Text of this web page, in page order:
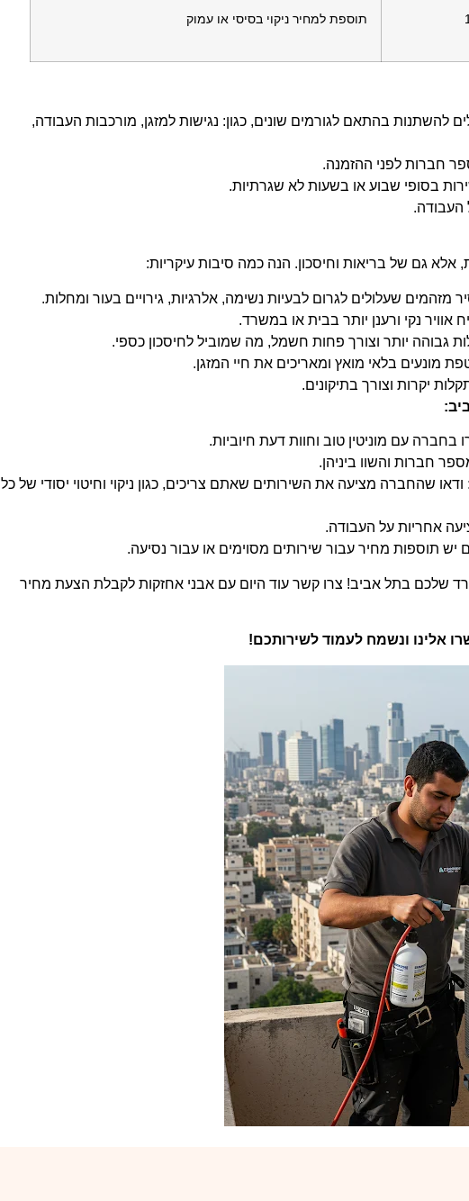
תוספת למחיר ניקוי בסיסי או עמוק
להשתנות בהתאם לגורמים שונים, כגון: נגישות למזגן, מורכבות העבודה,
חברות לפני ההזמנה.
בסופי שבוע או בשעות לא שגרתיות.
העבודה.
אלא גם של בריאות וחיסכון. הנה כמה סיבות עיקריות:
מזהמים שעלולים לגרום לבעיות נשימה, אלרגיות, גירויים בעור ומחלות.
אוויר נקי ורענן יותר בבית או במשרד.
גבוהה יותר וצורך פחות חשמל, מה שמוביל לחיסכון כספי.
מונעים בלאי מואץ ומאריכים את חיי המזגן.
תקלות יקרות וצורך בתיקונים.
בחברה עם מוניטין טוב וחוות דעת חיוביות.
חברות והשוו ביניהן.
ודאו שהחברה מציעה את השירותים שאתם צריכים, כגון ניקוי וחיטוי יסודי של כל
אחריות על העבודה.
יש תוספות מחיר עבור שירותים מסוימים או עבור נסיעה.
שלכם בתל אביב! צרו קשר עוד היום עם אבני אחזקות לקבלת הצעת מחיר
אלינו ונשמח לעמוד לשירותכם!